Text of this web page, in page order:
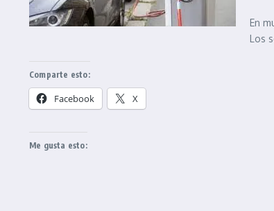
En
Los
Comparte esto:
Facebook X
Me gusta esto: